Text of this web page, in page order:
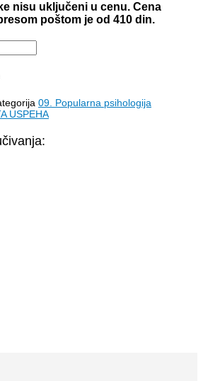
nisu uključeni u cenu. Cena
poštom je od 410 din.
09. Popularna psihologija
USPEHA